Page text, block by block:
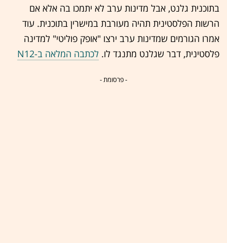
בתוכנית גלנט, אבל מדינות ערב לא יתמכו בה אלא אם
הרשות הפלסטינית תהיה מעורבת במישרין בתוכנית. עוד
אמרו הגורמים שמדינות ערב ירצו "אופק פוליטי" למדינה
פלסטינית, דבר שגלנט מתנגד לו. לכתבה המלאה ב-N12
- פרסומת -